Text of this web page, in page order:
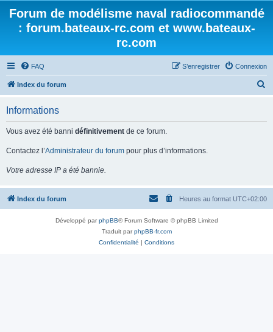
Forum de modélisme naval radiocommandé
: forum.bateaux-rc.com et www.bateaux-
rc.com
FAQ Connexion
S’enregistrer
Index du forum
e
Informations
Vous avez été banni définitivement de ce forum.
Contactez l’Administrateur du forum pour plus d’informations.
Votre adresse IP a été bannie.
Index du forum Heures au format UTC+02:00
Développé parphpBB® Forum Software © phpBB Limited
Traduit parphpBB-fr.com
Confidentialité | Conditions